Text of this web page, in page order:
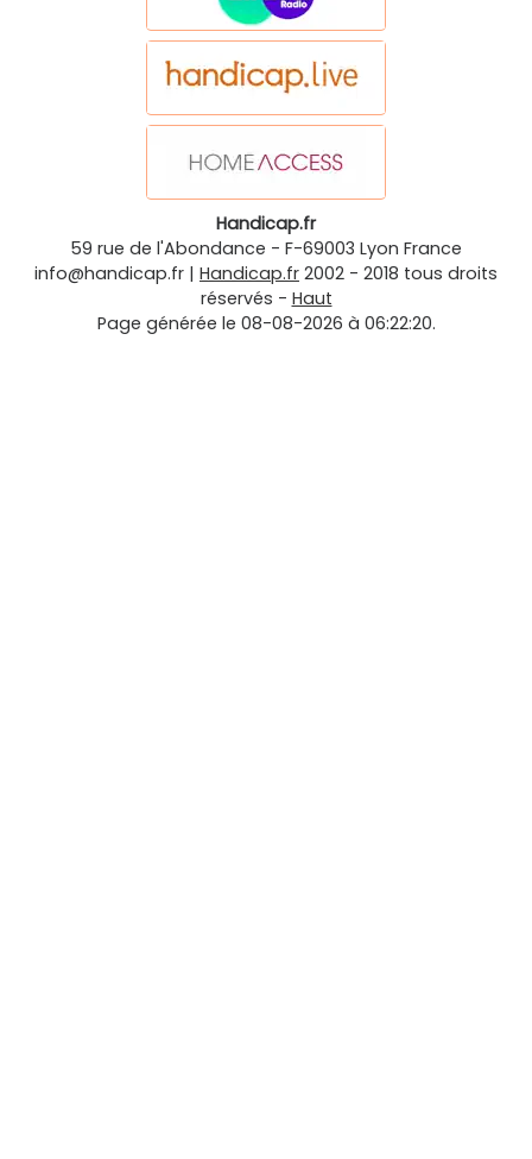
Handicap.fr
59 rue de l'Abondance - F-69003 Lyon France
info@handicap.fr | Handicap.fr 2002 - 2018 tous droits
réservés - Haut
Page générée le 08-08-2026 à 06:22:20.